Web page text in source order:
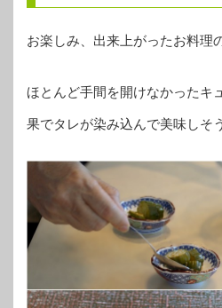
お楽しみ、出来上がったお料理
ほとんど手間を開けなかったキ
果でタレが染み込んで美味しそ